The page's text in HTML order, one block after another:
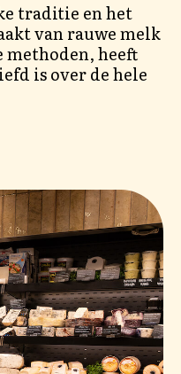
traditie en het
van rauwe melk
methoden, heeft
is over de hele